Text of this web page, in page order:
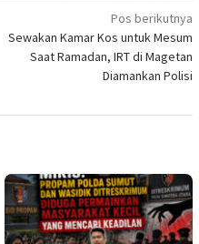
Pos berikutnya
Sewakan Kamar Kos untuk Mesum
Saat Ramadan, IRT di Magetan
Diamankan Polisi